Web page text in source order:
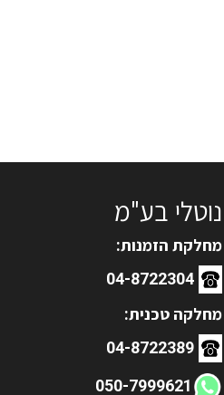
נוטלי בע"מ
מחלקת הזמנות:
04-8722304
מחלקה טכנית:
04-8722389
050-7999621